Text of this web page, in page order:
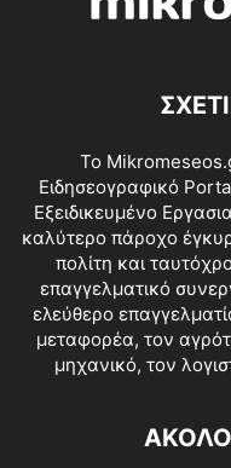
Το
Ειδησεογραφικό
Εξειδικευμένο
καλύτερο πάροχο
πολίτη και
επαγγελματικό
ελεύθερο
μεταφορέα, τον
μηχανικό, τον